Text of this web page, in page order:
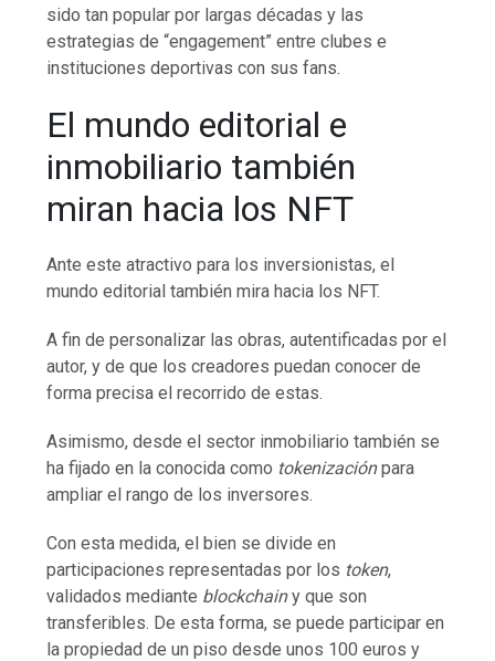
sido tan popular por largas décadas y las
estrategias de “engagement” entre clubes e
instituciones deportivas con sus fans.
El mundo editorial e
inmobiliario también
miran hacia los NFT
Ante este atractivo para los inversionistas, el
mundo editorial también mira hacia los NFT.
A fin de personalizar las obras, autentificadas por el
autor, y de que los creadores puedan conocer de
forma precisa el recorrido de estas.
Asimismo, desde el sector inmobiliario también se
ha fijado en la conocida como tokenizaciónpara
ampliar el rango de los inversores.
Con esta medida, el bien se divide en
participaciones representadas por los token,
validados mediante blockchainy que son
transferibles. De esta forma, se puede participar en
la propiedad de un piso desde unos 100 euros y